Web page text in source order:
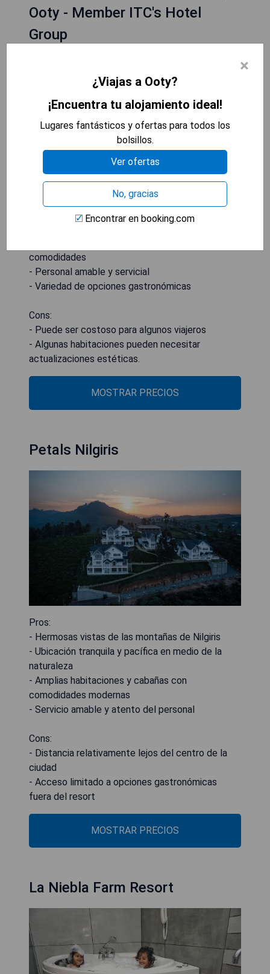
Ooty - Member ITC's Hotel
Group
comodidades
- Personal amable y servicial
- Variedad de opciones gastronómicas
Cons:
- Puede ser costoso para algunos viajeros
- Algunas habitaciones pueden necesitar
actualizaciones estéticas.
MOSTRAR PRECIOS
Petals Nilgiris
Pros:
- Hermosas vistas de las montañas de Nilgiris
- Ubicación tranquila y pacífica en medio de la
naturaleza
- Amplias habitaciones y cabañas con
comodidades modernas
- Servicio amable y atento del personal
Cons:
- Distancia relativamente lejos del centro de la
ciudad
- Acceso limitado a opciones gastronómicas
fuera del resort
MOSTRAR PRECIOS
La Niebla Farm Resort
×
¿Viajas a Ooty?
¡Encuentra tu alojamiento ideal!
Lugares fantásticos y ofertas para todos los
bolsillos.
Ver ofertas
No, gracias
Encontrar en booking.com